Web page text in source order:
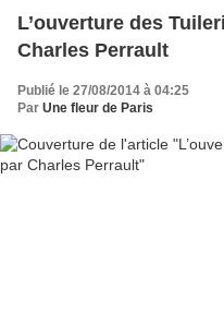
L’ouverture des
Charles Perrault
Publié le 27/08/2014 à 04:25
Par Une fleur de Paris